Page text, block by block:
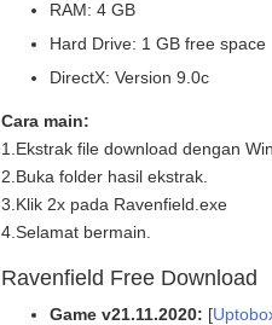
RAM: 4 GB
Hard Drive: 1 GB free space
DirectX: Version 9.0c
Cara main:
1.Ekstrak file download dengan
2.Buka folder hasil ekstrak.
3.Klik 2x pada Ravenfield.exe
4.Selamat bermain.
Ravenfield Free Download
Game v21.11.2020: [